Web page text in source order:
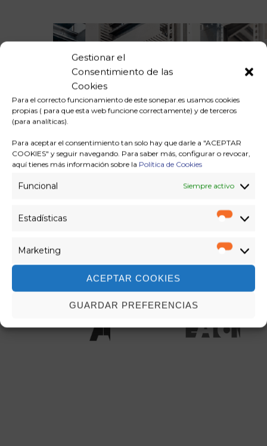
Gestionar el
Consentimiento de las
Cookies
Para el correcto funcionamiento de este sonepar.es usamos cookies
propias ( para que esta web funcione correctamente) y de terceros
(para analíticas).
Para aceptar el consentimiento tan solo hay que darle a "ACEPTAR
COOKIES" y seguir navegando. Para saber más, configurar o revocar,
aquí tienes más información sobre la Política de Cookies
Funcional Siempre activo
Estadísticas
Marketing
ACEPTAR COOKIES
GUARDAR PREFERENCIAS
NUESTRAS MARCAS